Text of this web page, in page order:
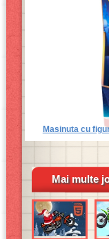
Masinuta cu
Mai multe